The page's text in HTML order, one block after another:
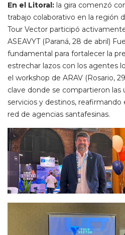
En el Litoral: la gira comenzó
trabajo colaborativo en la región
Tour Vector participó
ASEAVYT (Paraná, 28 de abril)
fundamental para fortalecer la
estrechar lazos con los agentes
el workshop de ARAV (Rosario,
clave donde se compartieron las
servicios y destinos, reafirmando
red de agencias santafesinas.